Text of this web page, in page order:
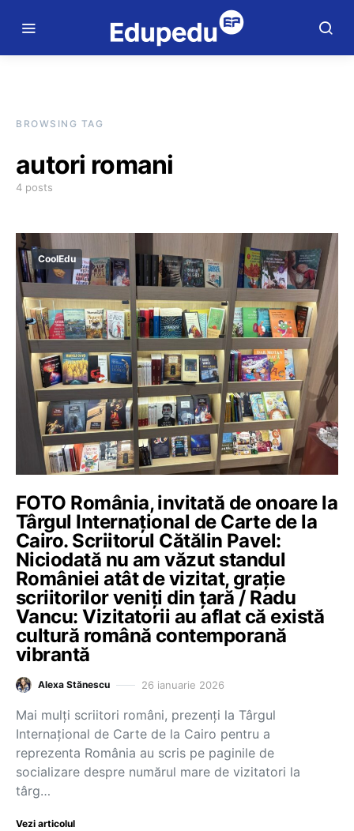
BROWSING TAG
autori romani
4 posts
CoolEdu
FOTO România, invitată de onoare la
Târgul Internațional de Carte de la
Cairo. Scriitorul Cătălin Pavel:
Niciodată nu am văzut standul
României atât de vizitat, grație
scriitorilor veniți din țară / Radu
Vancu: Vizitatorii au aflat că există
cultură română contemporană
vibrantă
Alexa Stănescu 26 ianuarie 2026
Mai mulți scriitori români, prezenți la Târgul
Internațional de Carte de la Cairo pentru a
reprezenta România au scris pe paginile de
socializare despre numărul mare de vizitatori la
târg…
Vezi articolul